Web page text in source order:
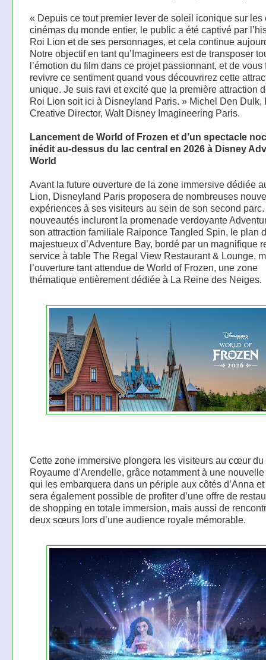
« Depuis ce tout premier lever de soleil iconique sur les
cinémas du monde entier, le public a été captivé par
Roi Lion et de ses personnages, et cela continue
Notre objectif en tant qu’Imagineers est de transposer
l’émotion du film dans ce projet passionnant, et de vous
revivre ce sentiment quand vous découvrirez cette
unique. Je suis ravi et excité que la première attraction
Roi Lion soit ici à Disneyland Paris. » Michel Den Dulk,
Creative Director, Walt Disney Imagineering Paris.
Lancement de World of Frozen et d’un spectacle
inédit au-dessus du lac central en 2026 à Disney
World
Avant la future ouverture de la zone immersive dédiée
Lion, Disneyland Paris proposera de nombreuses
expériences à ses visiteurs au sein de son second
nouveautés incluront la promenade verdoyante
son attraction familiale Raiponce Tangled Spin, le plan
majestueux d’Adventure Bay, bordé par un magnifique
service à table The Regal View Restaurant & Lounge,
l’ouverture tant attendue de World of Frozen, une zone
thématique entièrement dédiée à La Reine des Neiges.
Cette zone immersive plongera les visiteurs au cœur du
Royaume d’Arendelle, grâce notamment à une
qui les embarquera dans un périple aux côtés d’Anna
sera également possible de profiter d’une offre de
de shopping en totale immersion, mais aussi de
deux sœurs lors d’une audience royale mémorable.